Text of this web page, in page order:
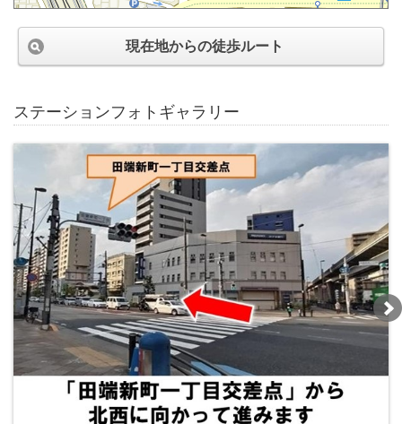
現在地からの徒歩ルート
ステーションフォトギャラリー